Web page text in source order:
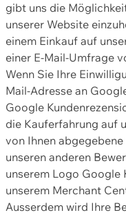
gibt uns die
unserer Website
einem Einkauf auf
einer E-Mail-Umfrage
Wenn Sie Ihre
Mail-Adresse an
Google
die Kauferfahrung auf
von Ihnen
unseren anderen
unserem Logo Google
unserem Merchant
Ausserdem wird Ihre